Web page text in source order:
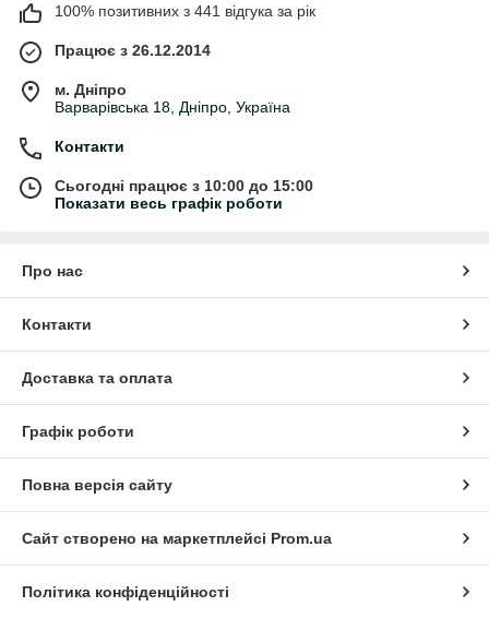
100% позитивних з 441 відгука за рік
Працює з 26.12.2014
м. Дніпро
Варварівська 18, Дніпро, Україна
Контакти
Сьогодні працює з 10:00 до 15:00
Показати весь графік роботи
Про нас
Контакти
Доставка та оплата
Графік роботи
Повна версія сайту
Сайт створено на маркетплейсі Prom.ua
Політика конфіденційності